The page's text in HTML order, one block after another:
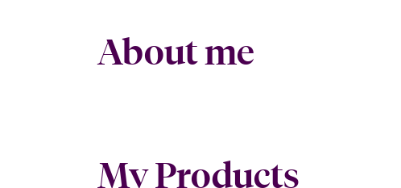
About me
My Products